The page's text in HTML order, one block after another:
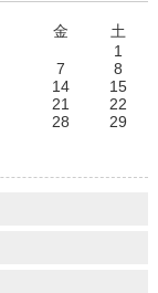
金
土
1
7
8
14
15
21
22
28
29